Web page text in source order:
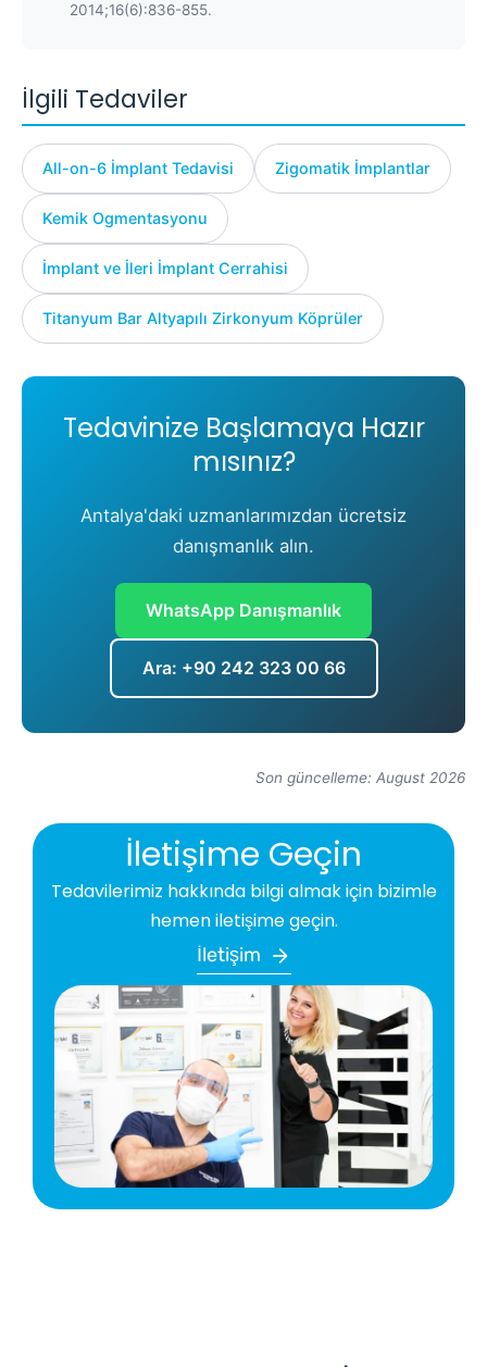
2014;16(6):836-855.
İlgili Tedaviler
All-on-6 İmplant Tedavisi Zigomatik İmplantlar
Kemik Ogmentasyonu
İmplant ve İleri İmplant Cerrahisi
Titanyum Bar Altyapılı Zirkonyum Köprüler
Tedavinize Başlamaya Hazır
mısınız?
Antalya'daki uzmanlarımızdan ücretsiz
danışmanlık alın.
WhatsApp Danışmanlık
Ara: +90 242 323 00 66
Son güncelleme: August 2026
İletişime Geçin
Tedavilerimiz hakkında bilgi almak için bizimle
hemen iletişime geçin.
İletişim